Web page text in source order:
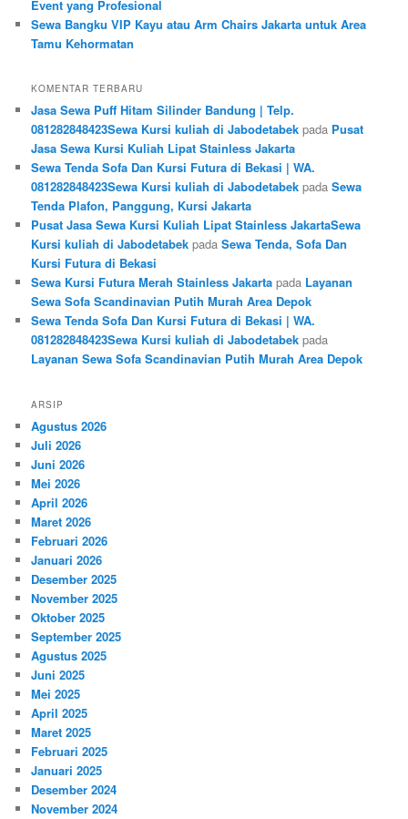
Event yang Profesional
Sewa Bangku VIP Kayu atau Arm Chairs Jakarta untuk Area
Tamu Kehormatan
KOMENTAR TERBARU
Jasa Sewa Puff Hitam Silinder Bandung | Telp.
081282848423Sewa Kursi kuliah di Jabodetabek pada Pusat
Jasa Sewa Kursi Kuliah Lipat Stainless Jakarta
Sewa Tenda Sofa Dan Kursi Futura di Bekasi | WA.
081282848423Sewa Kursi kuliah di Jabodetabek padaSewa
Tenda Plafon, Panggung, Kursi Jakarta
Pusat Jasa Sewa Kursi Kuliah Lipat Stainless JakartaSewa
Kursi kuliah di Jabodetabek padaSewa Tenda, Sofa Dan
Kursi Futura di Bekasi
Sewa Kursi Futura Merah Stainless Jakarta pada Layanan
Sewa Sofa Scandinavian Putih Murah Area Depok
Sewa Tenda Sofa Dan Kursi Futura di Bekasi | WA.
081282848423Sewa Kursi kuliah di Jabodetabek pada
Layanan Sewa Sofa Scandinavian Putih Murah Area Depok
ARSIP
Agustus 2026
Juli 2026
Juni 2026
Mei 2026
April 2026
Maret 2026
Februari 2026
Januari 2026
Desember 2025
November 2025
Oktober 2025
September 2025
Agustus 2025
Juni 2025
Mei 2025
April 2025
Maret 2025
Februari 2025
Januari 2025
Desember 2024
November 2024